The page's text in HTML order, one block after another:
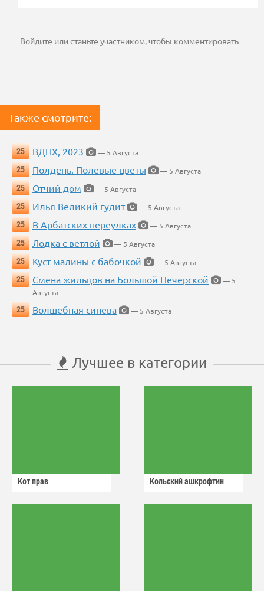
Войдите илистаньте участником, чтобы комментировать
Также смотрите:
25 ВДНХ, 2023
— 5 Августа
25
Полдень. Полевые цветы
— 5 Августа
25
Отчий дом
— 5 Августа
25
Илья Великий гудит
— 5 Августа
25
В Арбатских переулках
— 5 Августа
25
Лодка с ветлой
— 5 Августа
25
Куст малины с бабочкой
— 5 Августа
25
Смена жильцов на Большой Печерской
— 5
Августа
25
Волшебная синева — 5 Августа
Лучшее в категории
Кот прав Кольский ашкрофтин